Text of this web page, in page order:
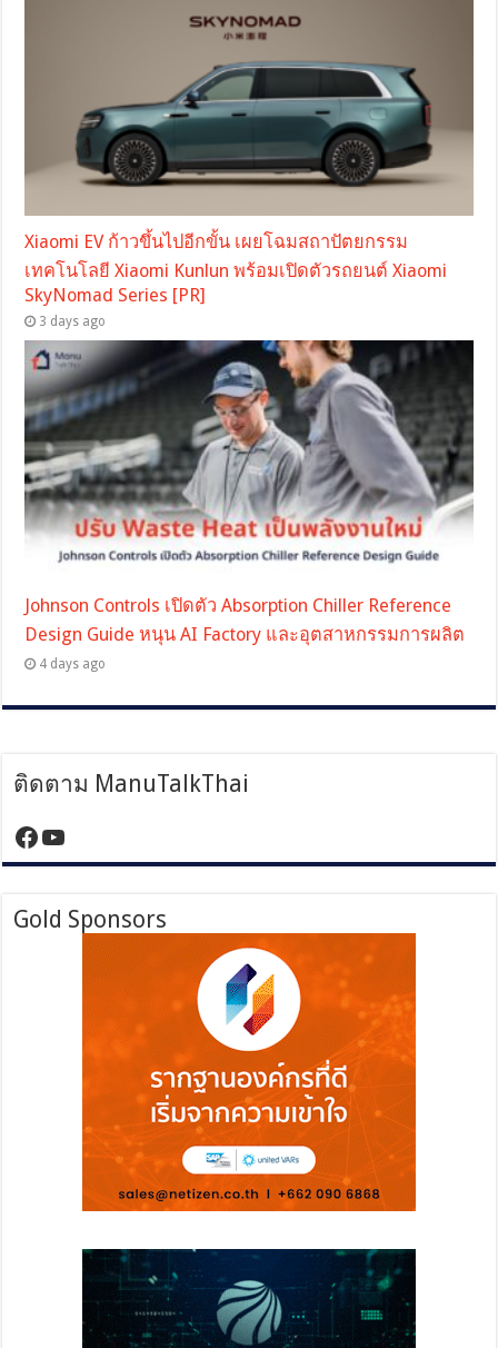
Xiaomi EV ก้าวขึ้นไปอีกขั้น เผยโฉมสถาปัตยกรรม
เทคโนโลยี Xiaomi Kunlun พร้อมเปิดตัวรถยนต์ Xiaomi
SkyNomad Series [PR]
3 days ago
Johnson Controls เปิดตัว Absorption Chiller Reference
Design Guide หนุน AI Factory และอุตสาหกรรมการผลิต
4 days ago
ติดตาม ManuTalkThai
https://www.facebook.com/
YouTube
Gold Sponsors